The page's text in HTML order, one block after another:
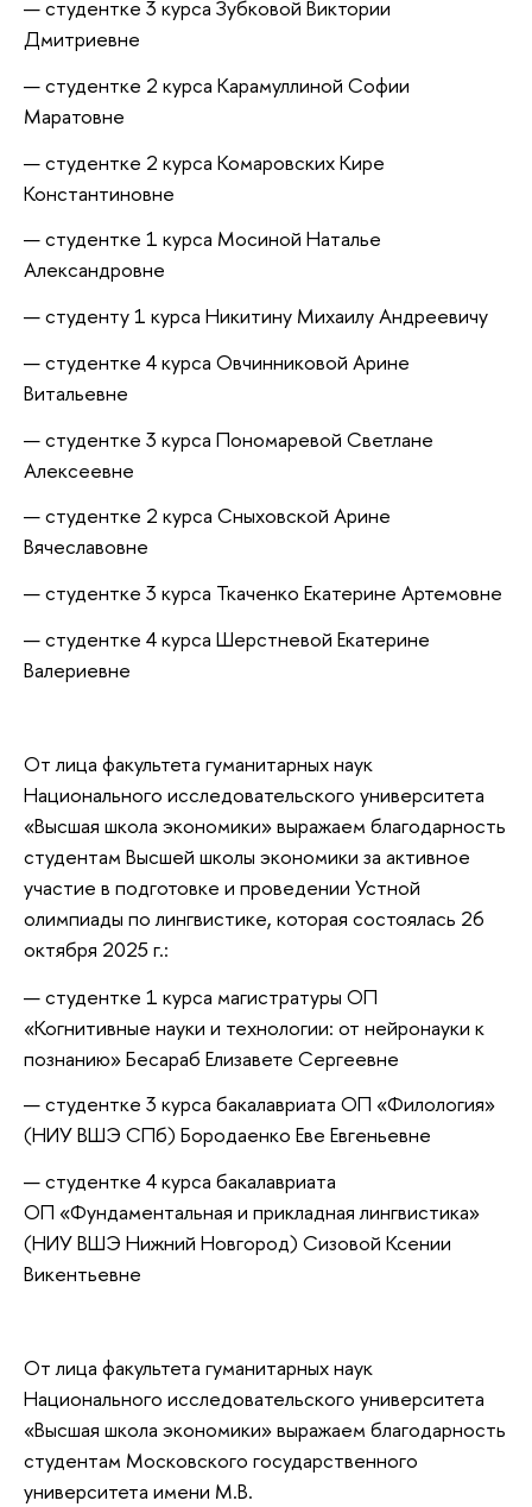
студентке 3 курса Зубковой Виктории
Дмитриевне
студентке 2 курса Карамуллиной Софии
Маратовне
студентке 2 курса Комаровских Кире
Константиновне
студентке 1 курса Мосиной Наталье
Александровне
студенту 1 курса Никитину Михаилу Андреевичу
студентке 4 курса Овчинниковой Арине
Витальевне
студентке 3 курса Пономаревой Светлане
Алексеевне
студентке 2 курса Сныховской Арине
Вячеславовне
студентке 3 курса Ткаченко Екатерине Артемовне
студентке 4 курса Шерстневой Екатерине
Валериевне
От лица факультета гуманитарных наук
Национального исследовательского университета
«Высшая школа экономики» выражаем благодарность
студентам Высшей школы экономики за активное
участие в подготовке и проведении Устной
олимпиады по лингвистике, которая состоялась 26
октября 2025 г.:
студентке 1 курса магистратуры ОП
«Когнитивные науки и технологии: от нейронауки к
познанию» Бесараб Елизавете Сергеевне
студентке 3 курса бакалавриата ОП «Филология»
(НИУ ВШЭ СПб) Бородаенко Еве Евгеньевне
студентке 4 курса бакалавриата
ОП «Фундаментальная и прикладная лингвистика»
(НИУ ВШЭ Нижний Новгород) Сизовой Ксении
Викентьевне
От лица факультета гуманитарных наук
Национального исследовательского университета
«Высшая школа экономики» выражаем благодарность
студентам Московского государственного
университета имени М.В.